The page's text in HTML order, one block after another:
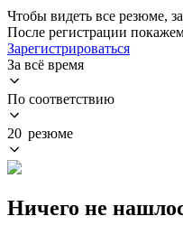
Чтобы видеть все резюме,
После регистрации
Зарегистрироваться
За всё время
По соответствию
20 резюме
Ничего не